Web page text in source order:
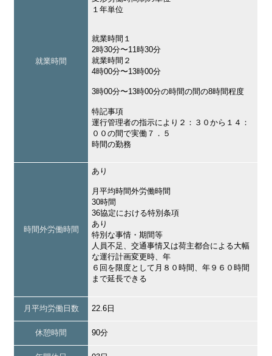
就業時間
１年単位
就業時間１
2時30分〜11時30分
就業時間２
4時00分〜13時00分
3時00分〜13時00分の時間の間の8時間程度
特記事項
運行管理者の指示により２：３０から１４：
００の間で実働７．５
時間の勤務
時間外労働時間
あり
月平均時間外労働時間
30時間
36協定における特別条項
あり
特別な事情・期間等
人員不足、交通事情又は荷主都合による大幅
な運行計画変更時、年
６回を限度として月８０時間、年９６０時間
まで延長できる
月平均労働日数 22.6日
休憩時間 90分